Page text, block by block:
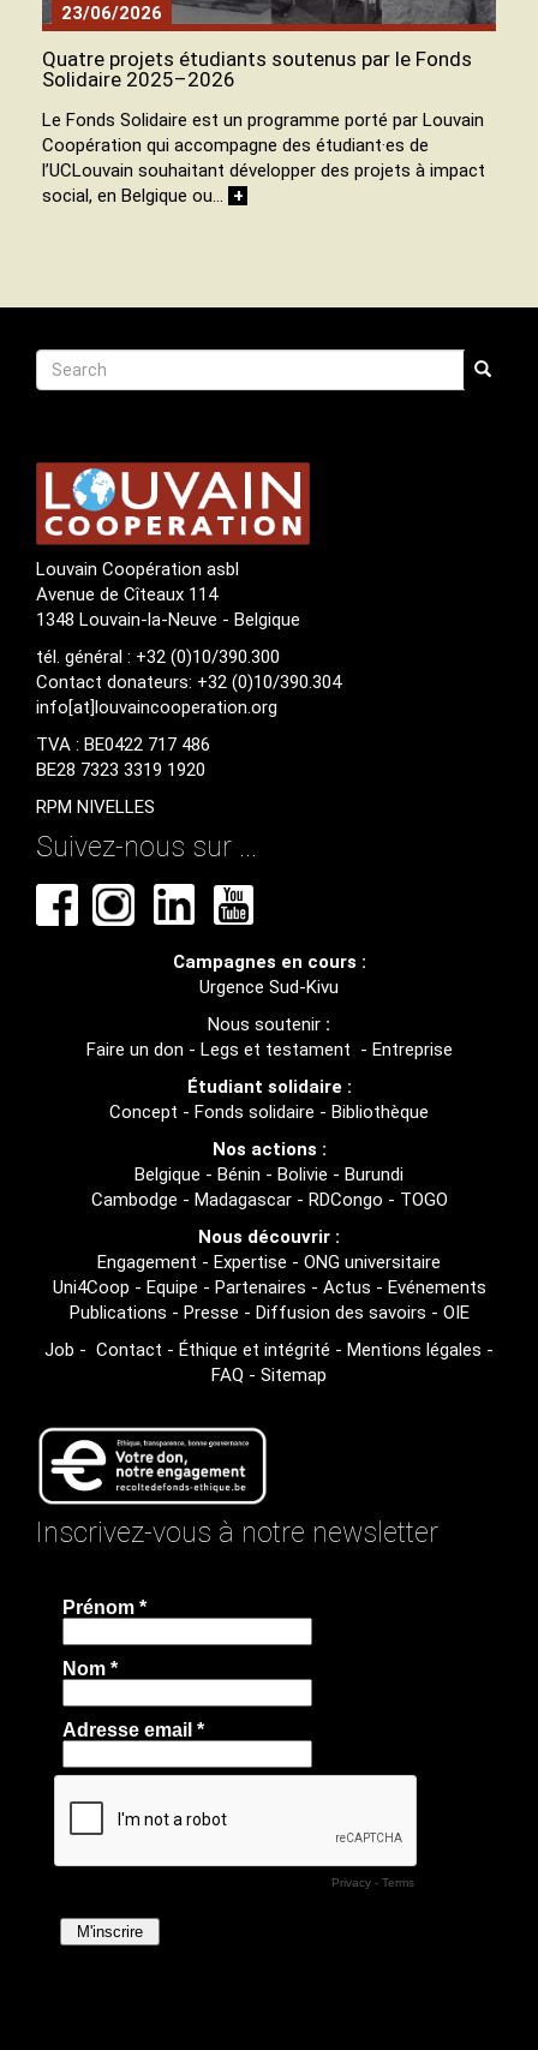
23/06/2026
Quatre projets étudiants soutenus par le Fonds
Solidaire 2025–2026
Le Fonds Solidaire est un programme porté par Louvain
Coopération qui accompagne des étudiant·es de
l’UCLouvain souhaitant développer des projets à impact
social, en Belgique ou… +
Recherche
Search Search
Louvain Coopération asbl
Avenue de Cîteaux 114
1348 Louvain-la-Neuve - Belgique
tél. général : +32 (0)10/390.300
Contact donateurs: +32 (0)10/390.304
info[at]louvaincooperation.org
TVA : BE0422 717 486
BE28 7323 3319 1920
RPM NIVELLES
Suivez-nous sur ...
Campagnes en cours :
Urgence Sud-Kivu
Nous soutenir :
Faire un don - Legs et testament - Entreprise
Étudiant solidaire :
Concept - Fonds solidaire - Bibliothèque
Nos actions :
Belgique - Bénin - Bolivie - Burundi
Cambodge - Madagascar- RDCongo - TOGO
Nous découvrir :
Engagement - Expertise - ONG universitaire
Uni4Coop - Equipe - Partenaires - Actus - Evénements
Publications - Presse - Diffusion des savoirs - OIE
Job - Contact - Éthique et intégrité - Mentions légales -
FAQ - Sitemap
Inscrivez-vous à notre newsletter